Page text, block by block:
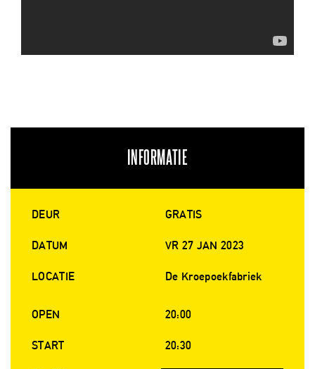
INFORMATIE
DEUR GRATIS
DATUM VR 27 JAN 2023
LOCATIE De Kroepoekfabriek
OPEN 20:00
START 20:30